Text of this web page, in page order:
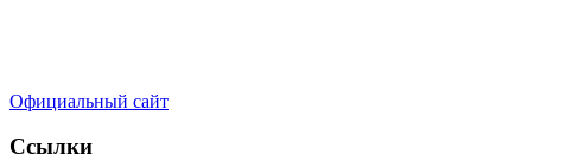
Официальный сайт
Ссылки